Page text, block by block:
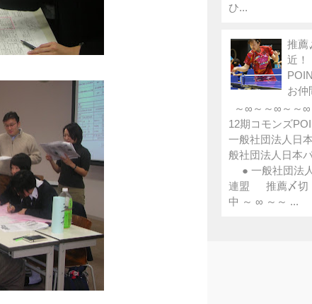
ひ...
推薦
近！
お仲
～∞～～∞～～
12期コモンズ
一般社団法人日
般社団法人日本
● 一般社団法
連盟 推薦〆切
中 ～ ∞ ～～ ...